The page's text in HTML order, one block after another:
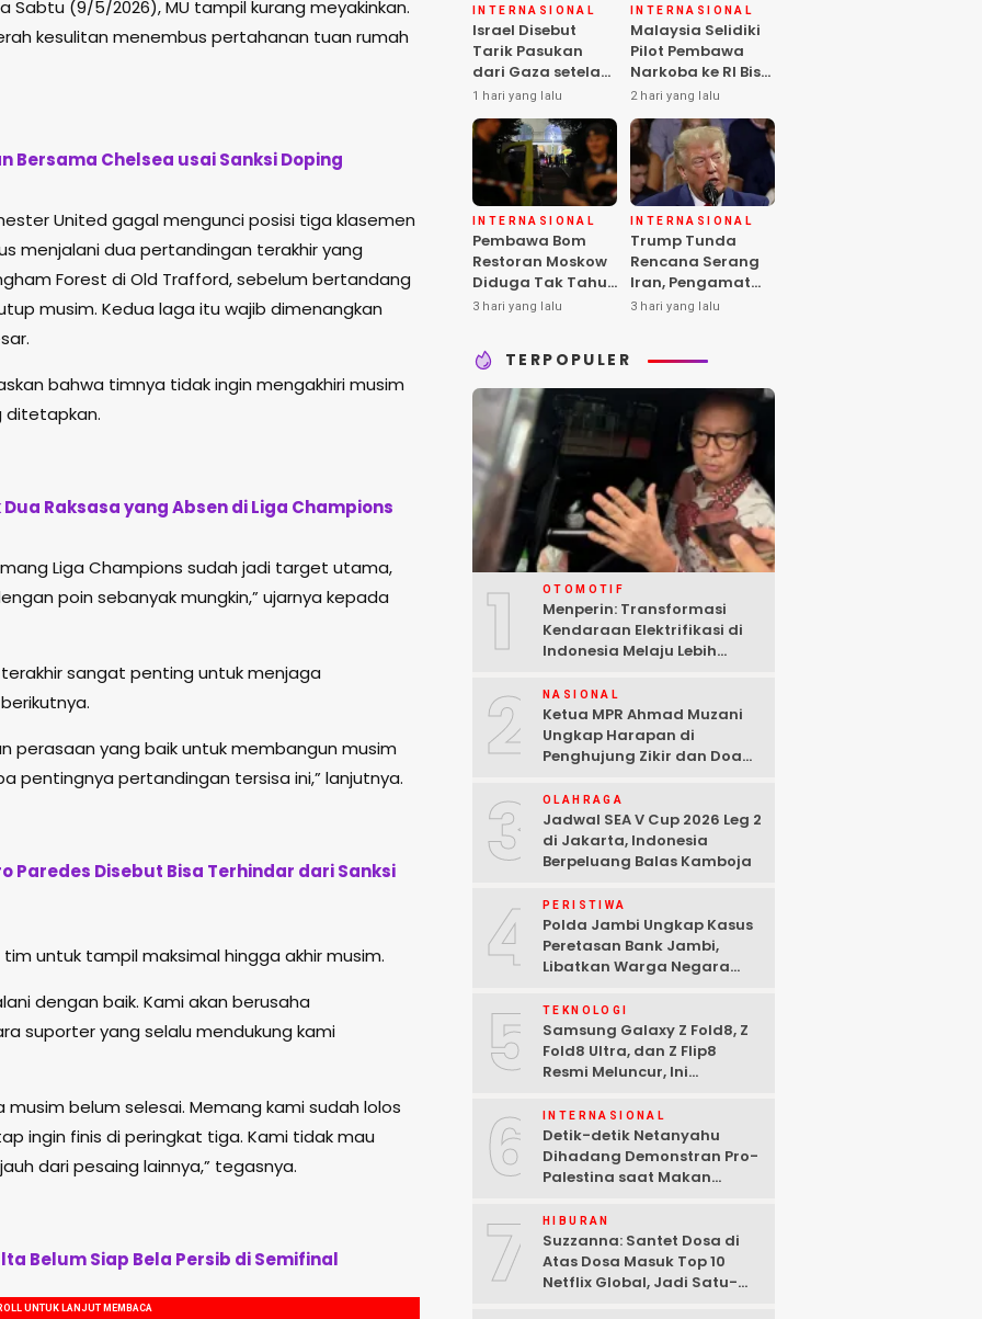
Sabtu (9/5/2026), MU tampil kurang meyakinkan.
kesulitan menembus pertahanan tuan rumah
Bersama Chelsea usai Sanksi Doping
United gagal mengunci posisi tiga klasemen
menjalani dua pertandingan terakhir yang
Forest di Old Trafford, sebelum bertandang
musim. Kedua laga itu wajib dimenangkan
bahwa timnya tidak ingin mengakhiri musim
ditetapkan.
Raksasa yang Absen di Liga Champions
Liga Champions sudah jadi target utama,
poin sebanyak mungkin,” ujarnya kepada
sangat penting untuk menjaga
perasaan yang baik untuk membangun musim
pentingnya pertandingan tersisa ini,” lanjutnya.
Paredes Disebut Bisa Terhindar dari Sanksi
untuk tampil maksimal hingga akhir musim.
dengan baik. Kami akan berusaha
suporter yang selalu mendukung kami
belum selesai. Memang kami sudah lolos
ingin finis di peringkat tiga. Kami tidak mau
dari pesaing lainnya,” tegasnya.
Belum Siap Bela Persib di Semifinal
INTERNASIONAL
Israel Disebut
Tarik Pasukan
dari Gaza setelah
Hamas Selesai
Serahkan Senjata
1 hari yang lalu
INTERNASIONAL
Malaysia Selidiki
Pilot Pembawa
Narkoba ke RI Bisa
Lolos Pemeriksaan
KLIA
2 hari yang lalu
INTERNASIONAL
Pembawa Bom
Restoran Moskow
Diduga Tak Tahu
Isi Paket, 2 Orang
3 hari yang lalu
INTERNASIONAL
Trump Tunda
Rencana Serang
Iran, Pengamat
Soroti Risiko
3 hari yang lalu
TERPOPULER
1 OTOMOTIF
Menperin: Transformasi
Kendaraan Elektrifikasi di
Indonesia Melaju Lebih
2 NASIONAL
Ketua MPR Ahmad Muzani
Ungkap Harapan di
Penghujung Zikir dan Doa
3 OLAHRAGA
Jadwal SEA V Cup 2026 Leg 2
di Jakarta, Indonesia
Berpeluang Balas Kamboja
4 PERISTIWA
Polda Jambi Ungkap Kasus
Peretasan Bank Jambi,
Libatkan Warga Negara
Tersangka Ditangkap
5 TEKNOLOGI
Samsung Galaxy Z Fold8, Z
Fold8 Ultra, dan Z Flip8
Resmi Meluncur, Ini
6 INTERNASIONAL
Detik-detik Netanyahu
Dihadang Demonstran Pro-
Palestina saat Makan
7 HIBURAN
Suzzanna: Santet Dosa di
Atas Dosa Masuk Top 10
Netflix Global, Jadi Satu-